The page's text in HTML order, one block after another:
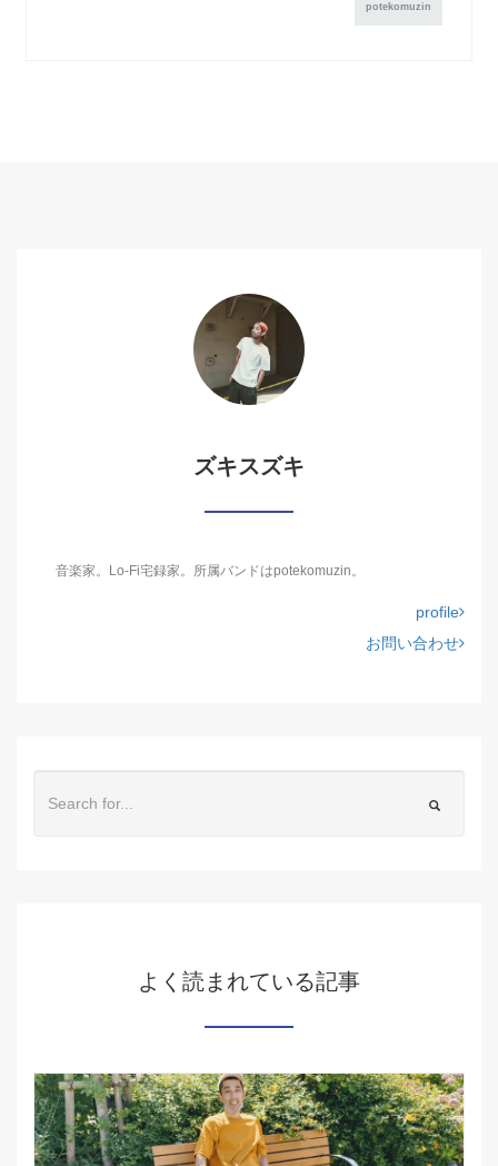
potekomuzin
ズキスズキ
音楽家。Lo-Fi宅録家。所属バンドはpotekomuzin。
profile
お問い合わせ
よく読まれている記事